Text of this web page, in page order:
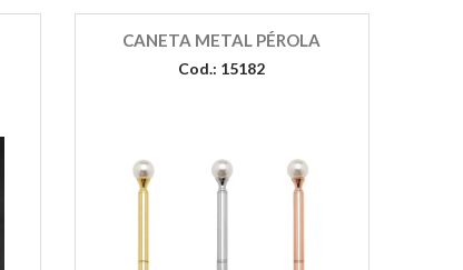
CANETA METAL PÉROLA
Cod.: 15182